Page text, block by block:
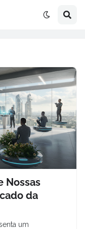
Nossas
da
um